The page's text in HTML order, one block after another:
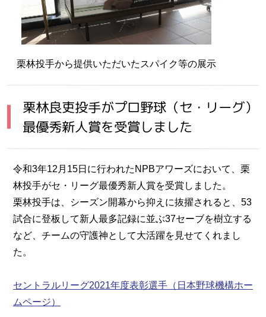
栗林投手から提供いただいたスパイク等の展示
栗林良吏投手がプロ野球（セ・リーグ）
最優秀新人賞を受賞しました
令和3年12月15日に行われたNPBアワーズにおいて、栗
林投手がセ・リーグ最優秀新人賞を受賞しました。
栗林投手は、シーズン開幕から抑えに抜擢されると、53
試合に登板して新人最多記録に並ぶ37セーブを樹立する
など、チームの守護神として大活躍を見せてくれまし
た。
セントラルリーグ2021年度表彰選手（日本野球機構ホー
ムページ）